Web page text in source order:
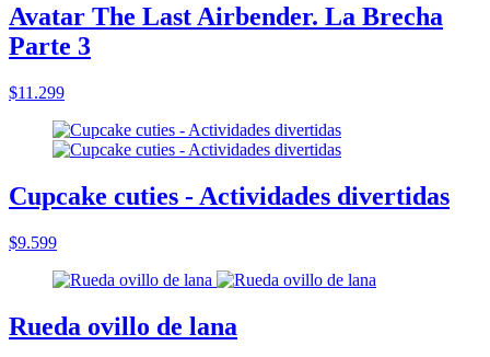
Avatar The Last Airbender. La Brecha
Parte 3
$11.299
Cupcake cuties - Actividades divertidas
$9.599
Rueda ovillo de lana